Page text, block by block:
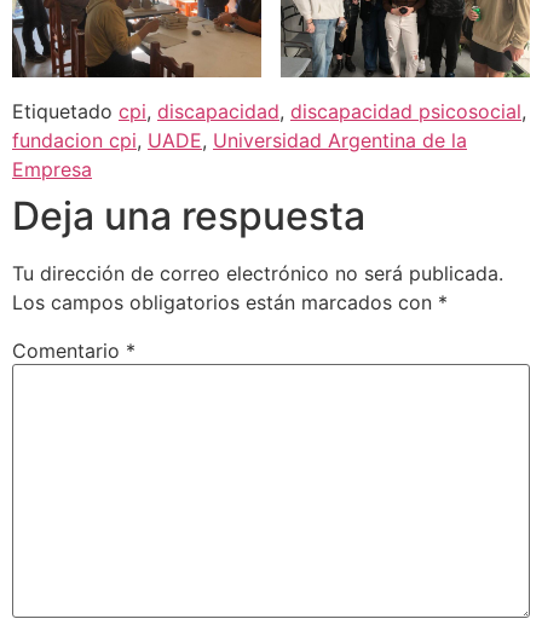
Etiquetado cpi, discapacidad, discapacidad psicosocial,
fundacion cpi, UADE, Universidad Argentina de la
Empresa
Deja una respuesta
Tu dirección de correo electrónico no será publicada.
Los campos obligatorios están marcados con *
Comentario *